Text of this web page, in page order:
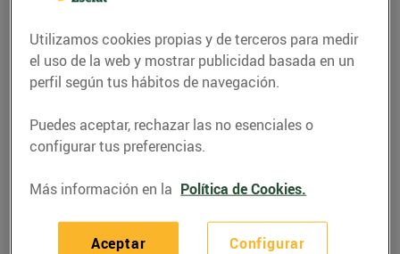
Sandvitx 'cubanito'
Res millor que assaborir un bon entrepà mentre
gaudeixes d'una pel·lícula assegut al sofà.
Utilizamos cookies propias y de terceros para medir
el uso de la web y mostrar publicidad basada en un
perfil según tus hábitos de navegación.
Puedes aceptar, rechazar las no esenciales o
configurar tus preferencias.
Más información en la Política de Cookies.
Configurar
Aceptar